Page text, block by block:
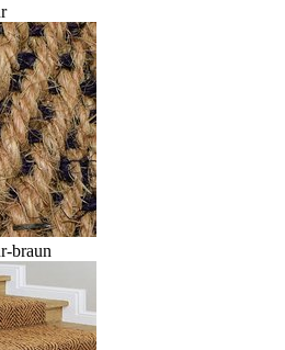
braun